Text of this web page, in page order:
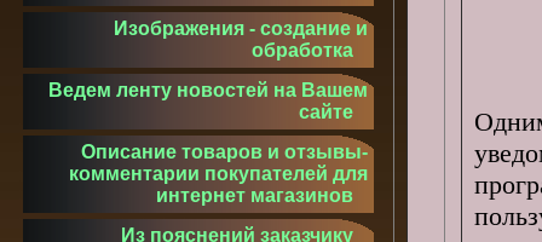
Изображения - создание и
обработка
Ведем ленту новостей на Вашем
сайте
Описание товаров и отзывы-
комментарии покупателей для
интернет магазинов
Из пояснений заказчику